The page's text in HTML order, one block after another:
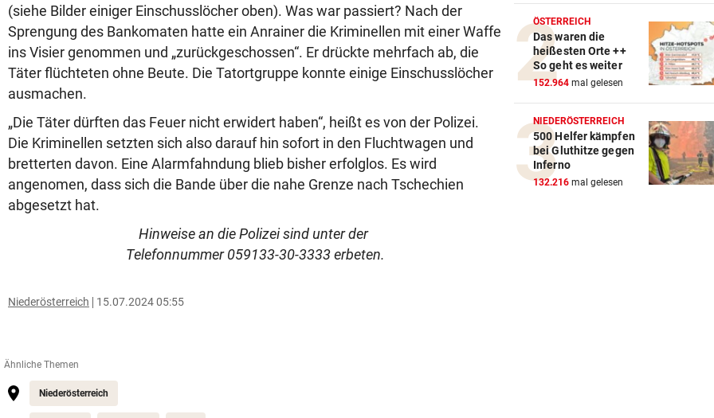
(siehe Bilder einiger Einschusslöcher oben). Was war passiert? Nach der
Sprengung des Bankomaten hatte ein Anrainer die Kriminellen mit einer Waffe
ins Visier genommen und „zurückgeschossen“. Er drückte mehrfach ab, die
Täter flüchteten ohne Beute. Die Tatortgruppe konnte einige Einschusslöcher
ausmachen.
„Die Täter dürften das Feuer nicht erwidert haben“, heißt es von der Polizei.
Die Kriminellen setzten sich also darauf hin sofort in den Fluchtwagen und
bretterten davon. Eine Alarmfahndung blieb bisher erfolglos. Es wird
angenomen, dass sich die Bande über die nahe Grenze nach Tschechien
abgesetzt hat.
Hinweise an die Polizei sind unter der
Telefonnummer 059133-30-3333 erbeten.
Niederösterreich 15.07.2024 05:55
Ähnliche Themen
Niederösterreich
ÖSTERREICH
Das waren die
heißesten Orte ++
So geht es weiter
152.964 mal gelesen
NIEDERÖSTERREICH
500 Helfer kämpfen
bei Gluthitze gegen
Inferno
132.216 mal gelesen